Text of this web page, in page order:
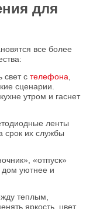
для
все более
свет с телефона,
сценарии.
утром и гаснет
ленты
срок их службы
«отпуск»
дом уютнее и
теплым,
яркость, цвет,